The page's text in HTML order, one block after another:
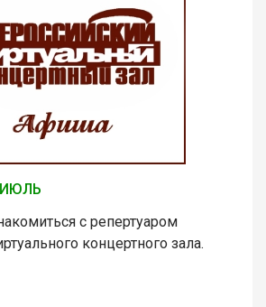
ИЮЛЬ
с репертуаром
концертного зала.